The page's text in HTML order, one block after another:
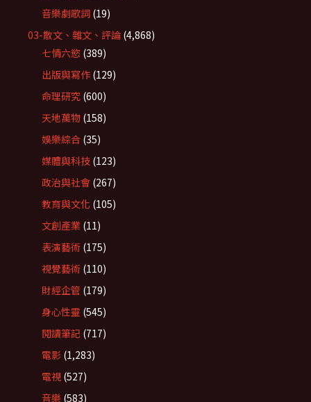
音樂劇歌詞 (19)
03-散文、雜文、評論 (4,868)
七情六慾 (389)
出版與寫作 (129)
命理研究 (600)
天地萬物 (158)
娛樂綜合 (35)
媒體與科技 (123)
政治與社會 (267)
教育與文化 (105)
文創產業 (11)
表演藝術 (175)
視覺藝術 (110)
財經企管 (179)
身心性靈 (545)
閱讀筆記 (717)
電影 (1,283)
電視 (527)
音樂 (583)